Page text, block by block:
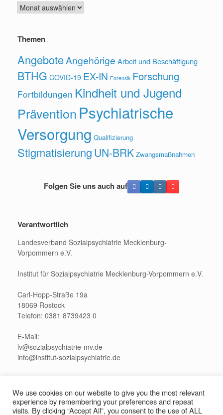
Archiv
Themen
AngeboteAngehörige Arbeit und Beschäftigung
BTHG COVID-19 EX-IN Forensik Forschung
Fortbildungen Kindheit und Jugend
PräventionPsychiatrische
Versorgung Qualifizierung
Stigmatisierung UN-BRK Zwangsmaßnahmen
Folgen Sie uns auch auf
Verantwortlich
Landesverband Sozialpsychiatrie Mecklenburg-
Vorpommern e.V.
Institut für Sozialpsychiatrie Mecklenburg-Vorpommern e.V.
Carl-Hopp-Straße 19a
18069 Rostock
Telefon: 0381 8739423 0
E-Mail:
lv@sozialpsychiatrie-mv.de
info@institut-sozialpsychiatrie.de
presse@sozialpsychiatrie-mv.de
We use cookies on our website to give you the most relevant
experience by remembering your preferences and repeat
visits. By clicking “Accept All”, you consent to the use of ALL